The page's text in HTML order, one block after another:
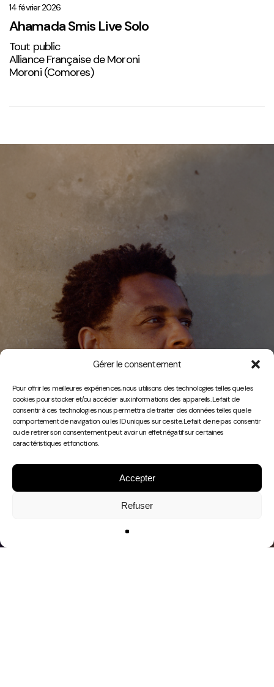
Gérer le consentement
Pour offrir les meilleures expériences, nous utilisons des technologies telles que les
cookies pour stocker et/ou accéder aux informations des appareils. Le fait de
consentir à ces technologies nous permettra de traiter des données telles que le
comportement de navigation ou les ID uniques sur ce site. Le fait de ne pas consentir
ou de retirer son consentement peut avoir un effet négatif sur certaines
caractéristiques et fonctions.
Accepter
Refuser
Live
Solo
2
14 février 2026
Ahamada Smis Live Solo
Tout public
Alliance Française de Moroni
Moroni (Comores)
Play
Video